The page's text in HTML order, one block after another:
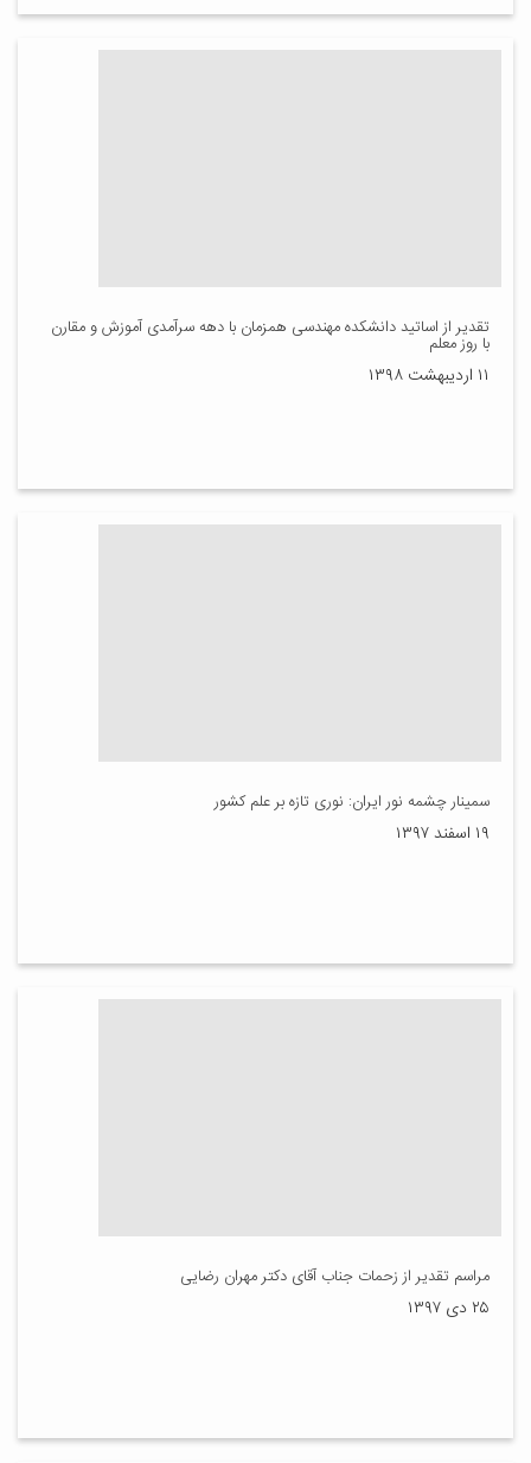
تقدیر از اساتید دانشکده مهندسی همزمان با دهه سرآمدی آموزش و مقارن
با روز معلم
۱۱ اردیبهشت ۱۳۹۸
سمینار چشمه نور ایران: نوری تازه بر علم کشور
۱۹ اسفند ۱۳۹۷
مراسم تقدیر از زحمات جناب آقای دکتر مهران رضایی
۲۵ دی ۱۳۹۷